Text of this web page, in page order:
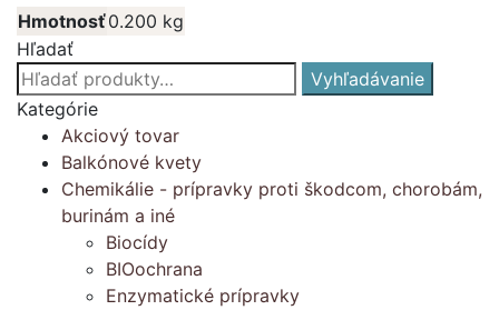
Hmotnosť0.200 kg
Hľadať
Hľadať:
Vyhľadávanie
Kategórie
Akciový tovar
Balkónové kvety
Chemikálie - prípravky proti škodcom, chorobám,
burinám a iné
Biocídy
BIOochrana
Enzymatické prípravky